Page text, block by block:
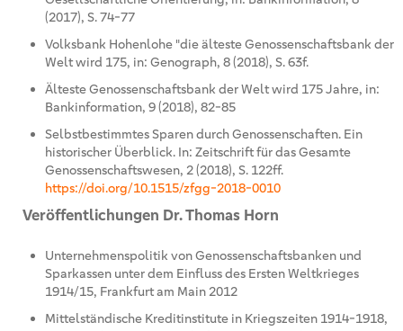
(2017), S. 74-77
Volksbank Hohenlohe "die älteste Genossenschaftsbank der
Welt wird 175, in: Genograph, 8 (2018), S. 63f.
Älteste Genossenschaftsbank der Welt wird 175 Jahre, in:
Bankinformation, 9 (2018), 82-85
Selbstbestimmtes Sparen durch Genossenschaften. Ein
historischer Überblick. In: Zeitschrift für das Gesamte
Genossenschaftswesen, 2 (2018), S. 122ff.
https://doi.org/10.1515/zfgg-2018-0010
Veröffentlichungen Dr. Thomas Horn
Unternehmenspolitik von Genossenschaftsbanken und
Sparkassen unter dem Einfluss des Ersten Weltkrieges
1914/15, Frankfurt am Main 2012
Mittelständische Kreditinstitute in Kriegszeiten 1914-1918,